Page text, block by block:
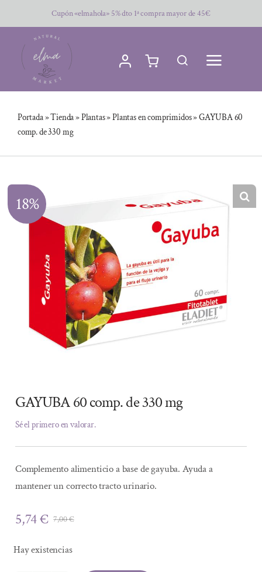
al
contenido
Cupón «elmahola» 5% dto 1ª compra mayor de 45€
Portada»Tienda»Plantas»Plantas en comprimidos»GAYUBA 60
comp. de 330 mg
18%
GAYUBA 60 comp. de 330 mg
Sé el primero en valorar.
Complemento alimenticio a base de gayuba. Ayuda a
mantener un correcto tracto urinario.
7,00€El
5,74€
El
Hay existencias